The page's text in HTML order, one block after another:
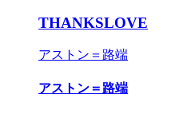
THANKSLOVE
アストン＝路端
アストン＝路端